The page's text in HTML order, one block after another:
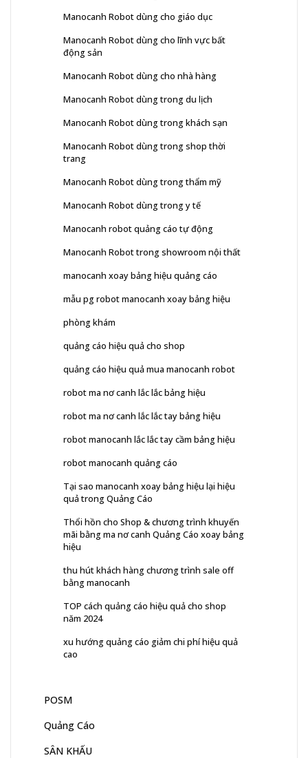
Manocanh Robot dùng cho giáo dục
Manocanh Robot dùng cho lĩnh vực bất
động sản
Manocanh Robot dùng cho nhà hàng
Manocanh Robot dùng trong du lịch
Manocanh Robot dùng trong khách sạn
Manocanh Robot dùng trong shop thời
trang
Manocanh Robot dùng trong thẩm mỹ
Manocanh Robot dùng trong y tế
Manocanh robot quảng cáo tự động
Manocanh Robot trong showroom nội thất
manocanh xoay bảng hiệu quảng cáo
mẫu pg robot manocanh xoay bảng hiệu
phòng khám
quảng cáo hiệu quả cho shop
quảng cáo hiệu quả mua manocanh robot
robot ma nơ canh lắc lắc bảng hiệu
robot ma nơ canh lắc lắc tay bảng hiệu
robot manocanh lắc lắc tay cầm bảng hiệu
robot manocanh quảng cáo
Tại sao manocanh xoay bảng hiệu lại hiệu
quả trong Quảng Cáo
Thổi hồn cho Shop & chương trình khuyến
mãi bằng ma nơ canh Quảng Cáo xoay bảng
hiệu
thu hút khách hàng chương trình sale off
bằng manocanh
TOP cách quảng cáo hiệu quả cho shop
năm 2024
xu hướng quảng cáo giảm chi phí hiệu quả
cao
POSM
Quảng Cáo
SÂN KHẤU